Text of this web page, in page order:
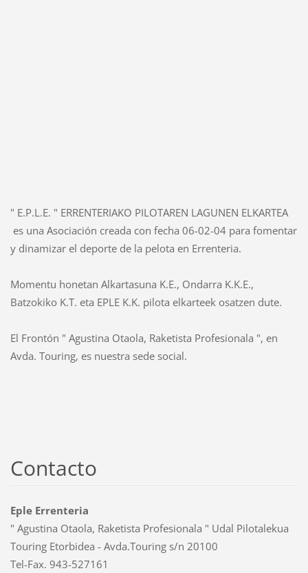
" E.P.L.E. " ERRENTERIAKO PILOTAREN LAGUNEN ELKARTEA
es una Asociación creada con fecha 06-02-04 para fomentar
y dinamizar el deporte de la pelota en Errenteria.
Momentu honetan Alkartasuna K.E., Ondarra K.K.E.,
Batzokiko K.T. eta EPLE K.K. pilota elkarteek osatzen dute.
El Frontón " Agustina Otaola, Raketista Profesionala ", en
Avda. Touring, es nuestra sede social.
Contacto
Eple Errenteria
" Agustina Otaola, Raketista Profesionala " Udal Pilotalekua
Touring Etorbidea - Avda.Touring s/n 20100
Tel-Fax. 943-527161